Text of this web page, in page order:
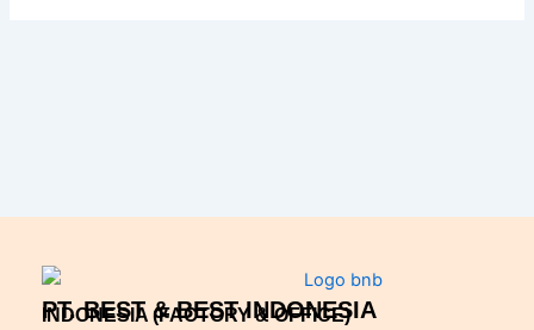
PT. BEST & BEST INDONESIA
INDONESIA (FACTORY & OFFICE)